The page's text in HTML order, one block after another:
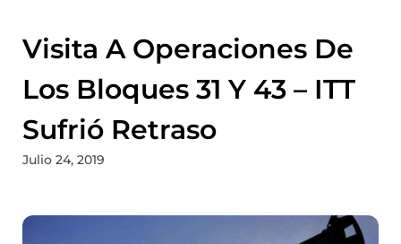
Visita A Operaciones De
Los Bloques 31 Y 43 – ITT
Sufrió Retraso
Julio 24, 2019